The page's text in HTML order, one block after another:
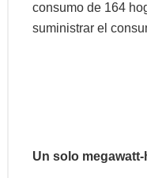
consumo de 164
suministrar el
Un solo